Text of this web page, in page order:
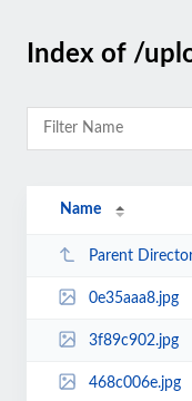
Index of /
Name
Parent
0e35aaa8.jpg
3f89c902.jpg
468c006e.jpg